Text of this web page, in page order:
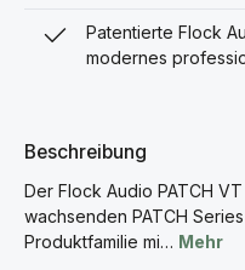
Patentierte Flock
modernes
Beschreibung
Der Flock Audio PATCH
wachsenden PATCH
Produktfamilie mi… Mehr